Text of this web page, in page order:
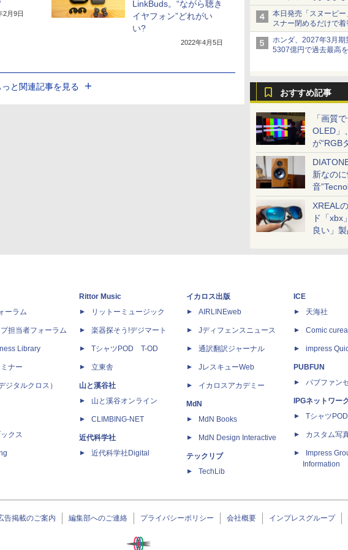
本日発売「スヌーピ
スナー閉めるだけで
とまる
ホンダ、2027年3月期
5307億円で過去最高
おすすめ記事
「画質
OLED」
が“RGB
求。液
新なの
音
TC52B
XREAL
ド「xbx
良い」
2月9日
LinkBuds。“ながら聴き
イヤフォン”どれがい
い?
2022年4月5日
と関連記事を見る
ーラム
担当者フォーラム
Library
ナー
ジタルクロス）
クス
Rittor Music
リットーミュージック
楽器探そう!デジマート
TシャツPOD T-OD
立東舎
山と溪谷社
山と溪谷オンライン
CLIMBING-NET
近代科学社
近代科学社Digital
イカロス出版
AIRLINEweb
Jディフェンスニュース
通訳翻訳ジャーナル
JレスキューWeb
イカロスアカデミー
MdN
MdN Books
MdN Design Interactive
テックリブ
TechLib
ICE
天海社
Comic curea
impress
PUBFUN
パブファン
IPGネットワー
Tシャツ
カスタム写
Impress
Information
告掲載のご案内 編集部へのご連絡 プライバシーポリシー 会社概要 インプレスグループ